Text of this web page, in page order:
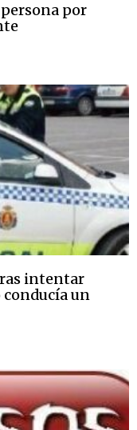
por
intentar
un